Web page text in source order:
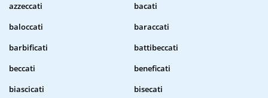
azzeccati
bacati
baloccati
baraccati
barbificati
battibeccati
beccati
beneficati
biascicati
bisecati